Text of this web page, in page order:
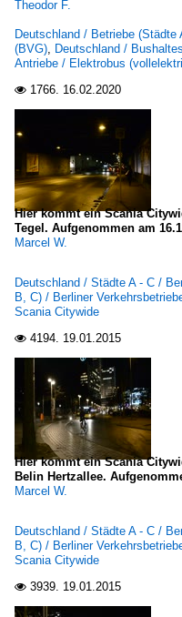
Mercedes-Benz
Mercedes-Benz
Mercedes-Benz O
Mercedes-Benz
Scania Citywide
Solaris Urbino
Volvo V7000
Überlandbusse
Deutschland
Alle Regionen
Städte A - C
Berlin
Städte P - R
Potsdam
Theodor F.
Deutschland / Betriebe
(BVG), Deutschland /
Antriebe / Elektrobus
 1766. 16.02.2020
Hier kommt ein Scania
Tegel. Aufgenommen am
Marcel W.
Deutschland / Städte A - C /
B, C) / Berliner
Scania Citywide
 4194. 19.01.2015
Hier kommt ein Scania
Belin Hertzallee.
Marcel W.
Deutschland / Städte A - C /
B, C) / Berliner
Scania Citywide
 3939. 19.01.2015